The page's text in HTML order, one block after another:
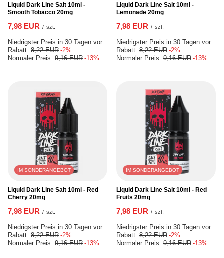
Liquid Dark Line Salt 10ml -
Smooth Tobacco 20mg
7,98 EUR / szt.
Niedrigster Preis in 30 Tagen vor
Rabatt: 8,22 EUR -2%
Normaler Preis: 9,16 EUR -13%
Liquid Dark Line Salt 10ml -
Lemonade 20mg
7,98 EUR / szt.
Niedrigster Preis in 30 Tagen vor
Rabatt: 8,22 EUR -2%
Normaler Preis: 9,16 EUR -13%
IM SONDERANGEBOT
Liquid Dark Line Salt 10ml - Red
Cherry 20mg
7,98 EUR / szt.
Niedrigster Preis in 30 Tagen vor
Rabatt: 8,22 EUR -2%
Normaler Preis: 9,16 EUR -13%
IM SONDERANGEBOT
Liquid Dark Line Salt 10ml - Red
Fruits 20mg
7,98 EUR / szt.
Niedrigster Preis in 30 Tagen vor
Rabatt: 8,22 EUR -2%
Normaler Preis: 9,16 EUR -13%